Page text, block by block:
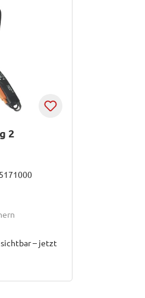
2
– jetzt